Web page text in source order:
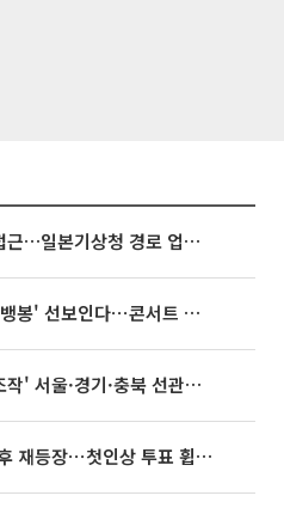
태풍 '돌핀' 오키나와 접근…일본기상청 경로 업데이트
빅뱅, 20주년 기념 '새 뱅봉' 선보인다⋯콘서트 앞두고 팝업 개최
경기·충북 선관위 등 추가 압수수색
‘나솔사계’ 국화, 결별 후 재등장⋯첫인상 투표 휩쓸고 ‘인기녀’ 등극